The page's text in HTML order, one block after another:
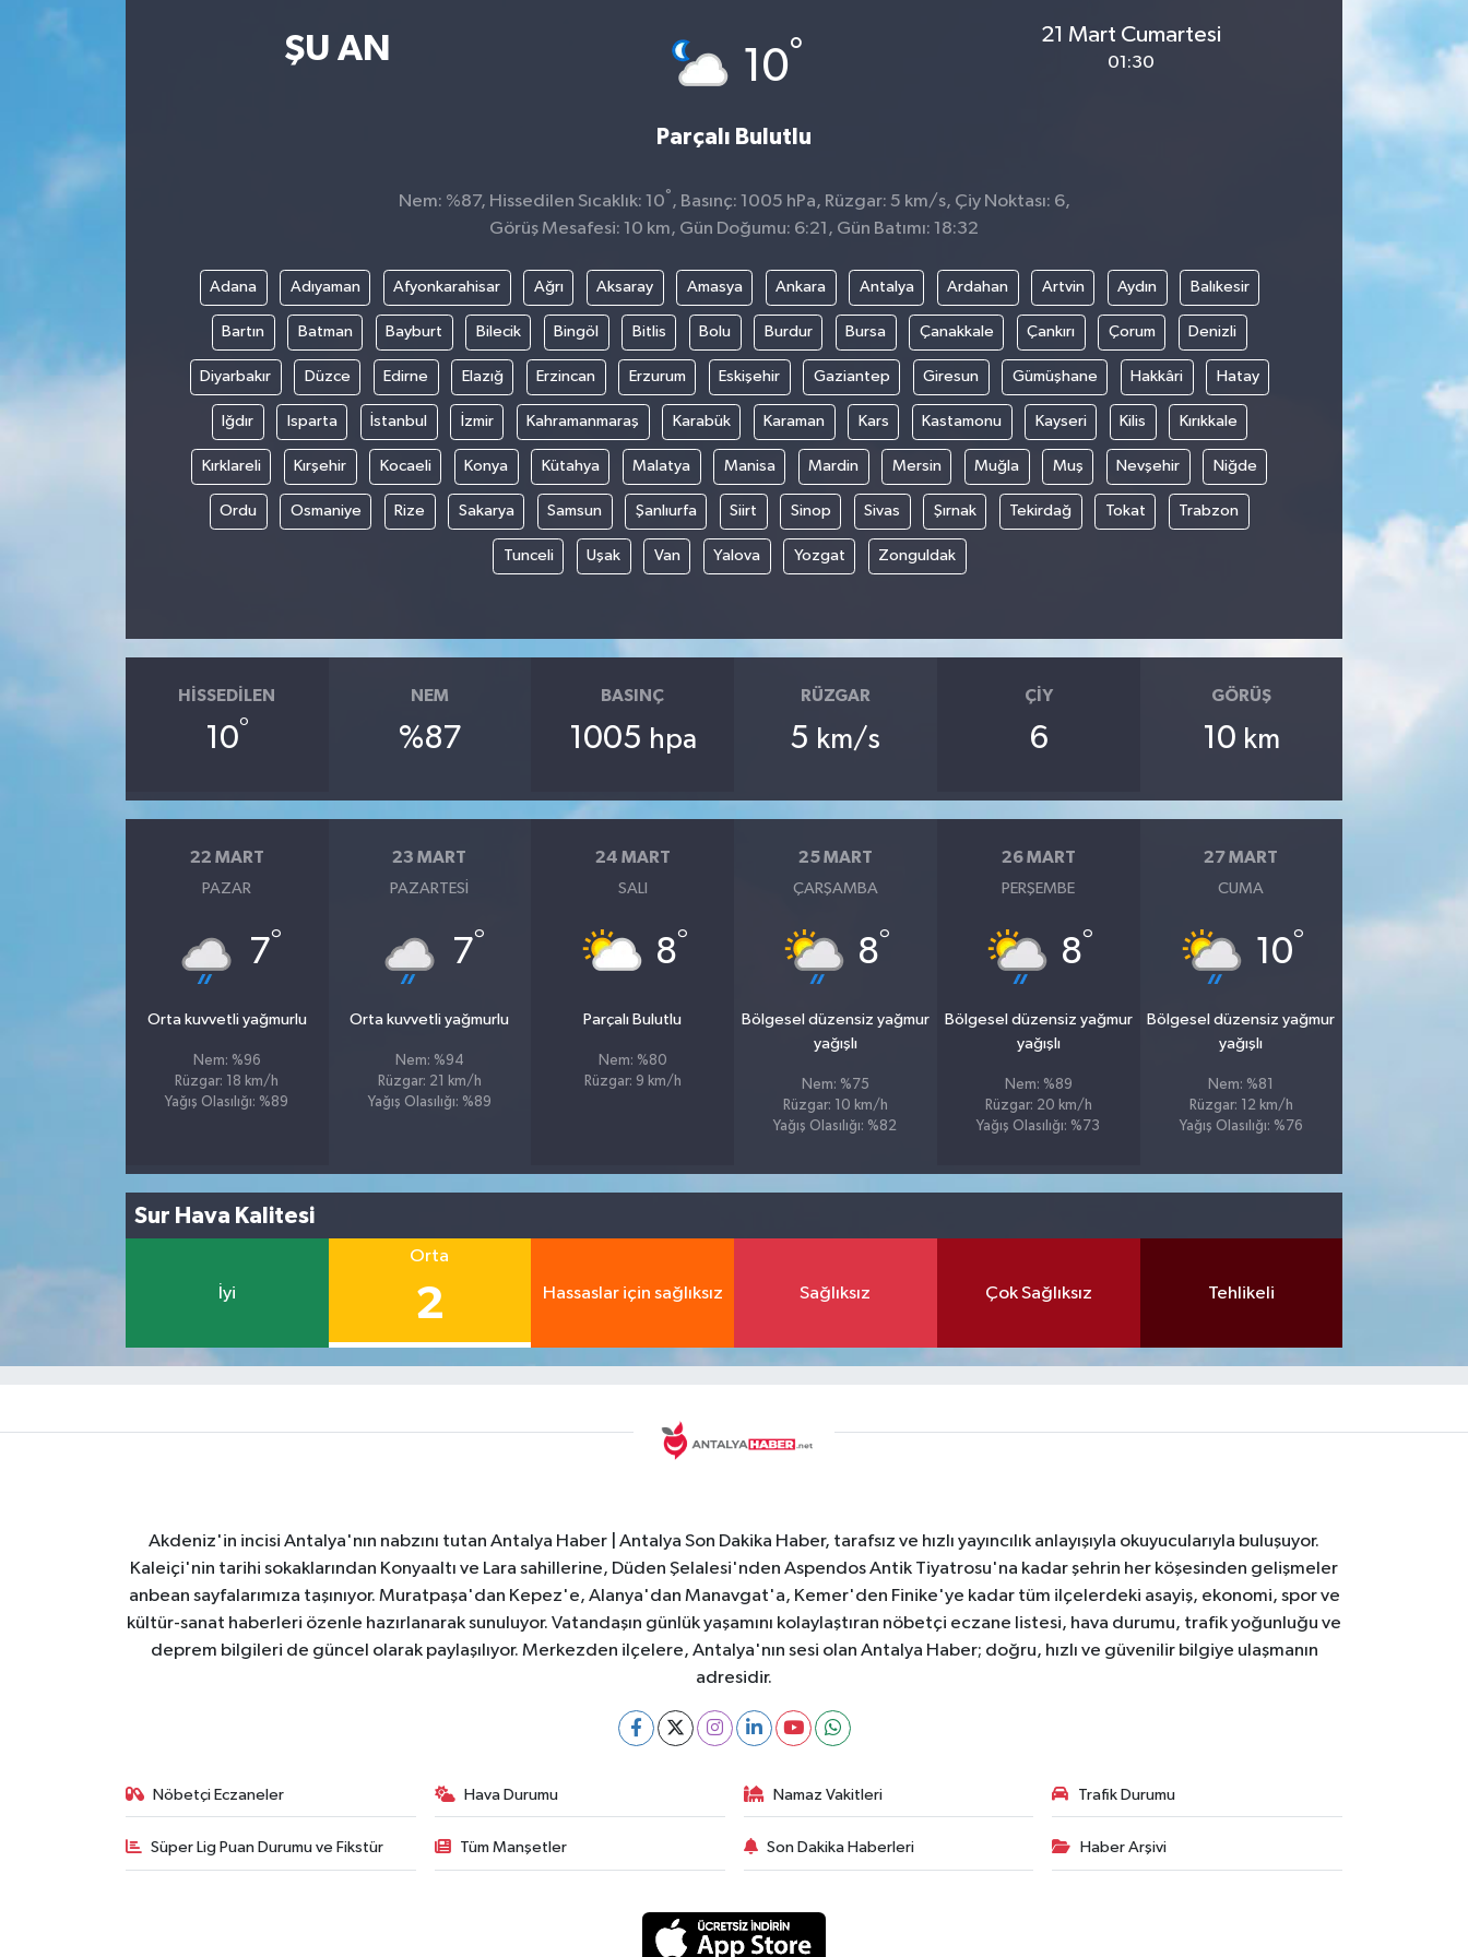
ŞU AN 10°
Parçalı Bulutlu
21 Mart Cumartesi
01:30
Nem: %87, Hissedilen Sıcaklık: 10° , Basınç: 1005 hPa, Rüzgar: 5 km/s, Çiy Noktası: 6,
Görüş Mesafesi: 10 km, Gün Doğumu: 6:21, Gün Batımı: 18:32
Adana Adıyaman Afyonkarahisar Ağrı Aksaray Amasya Ankara Antalya Ardahan Artvin Aydın Balıkesir
Bartın Batman Bayburt Bilecik Bingöl Bitlis Bolu Burdur Bursa Çanakkale Çankırı Çorum Denizli
Diyarbakır Düzce Edirne Elazığ Erzincan Erzurum Eskişehir Gaziantep Giresun Gümüşhane Hakkâri Hatay
Iğdır Isparta İstanbul İzmir Kahramanmaraş Karabük Karaman Kars Kastamonu Kayseri Kilis Kırıkkale
Kırklareli Kırşehir Kocaeli Konya Kütahya Malatya Manisa Mardin Mersin Muğla Muş Nevşehir Niğde
Ordu Osmaniye Rize Sakarya Samsun Şanlıurfa Siirt Sinop Sivas Şırnak Tekirdağ Tokat Trabzon
Tunceli Uşak Van Yalova Yozgat Zonguldak
HISSEDILEN
10°
NEM
%87
BASINÇ
1005 hpa
RÜZGAR
5 km/s
ÇIY
6
GÖRÜŞ
10 km
22 MART
PAZAR
7°
Orta kuvvetli yağmurlu
Nem: %96
Rüzgar: 18 km/h
Yağış Olasılığı: %89
23 MART
PAZARTESI
7°
Orta kuvvetli yağmurlu
Nem: %94
Rüzgar: 21 km/h
Yağış Olasılığı: %89
24 MART
SALI
8°
Parçalı Bulutlu
Nem: %80
Rüzgar: 9 km/h
25 MART
ÇARŞAMBA
8°
Bölgesel düzensiz yağmur
yağışlı
Nem: %75
Rüzgar: 10 km/h
Yağış Olasılığı: %82
26 MART
PERŞEMBE
8°
Bölgesel düzensiz yağmur
yağışlı
Nem: %89
Rüzgar: 20 km/h
Yağış Olasılığı: %73
27 MART
CUMA
10°
Bölgesel düzensiz yağmur
yağışlı
Nem: %81
Rüzgar: 12 km/h
Yağış Olasılığı: %76
Sur Hava Kalitesi
İyi
Orta
2 Hassaslar için sağlıksız Sağlıksız Çok Sağlıksız Tehlikeli
Akdeniz'in incisi Antalya'nın nabzını tutan Antalya Haber | Antalya Son Dakika Haber, tarafsız ve hızlı yayıncılık anlayışıyla okuyucularıyla buluşuyor.
Kaleiçi'nin tarihi sokaklarından Konyaaltı ve Lara sahillerine, Düden Şelalesi'nden Aspendos Antik Tiyatrosu'na kadar şehrin her köşesinden gelişmeler
anbean sayfalarımıza taşınıyor. Muratpaşa'dan Kepez'e, Alanya'dan Manavgat'a, Kemer'den Finike'ye kadar tüm ilçelerdeki asayiş, ekonomi, spor ve
kültür-sanat haberleri özenle hazırlanarak sunuluyor. Vatandaşın günlük yaşamını kolaylaştıran nöbetçi eczane listesi, hava durumu, trafik yoğunluğu ve
deprem bilgileri de güncel olarak paylaşılıyor. Merkezden ilçelere, Antalya'nın sesi olan Antalya Haber; doğru, hızlı ve güvenilir bilgiye ulaşmanın
adresidir.
Nöbetçi Eczaneler Hava Durumu Namaz Vakitleri Trafik Durumu
Süper Lig Puan Durumu ve Fikstür Tüm Manşetler Son Dakika Haberleri Haber Arşivi
Turizm